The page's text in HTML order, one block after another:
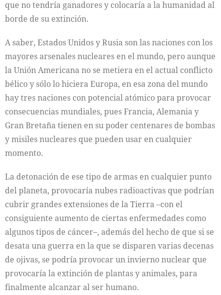
que no tendría ganadores y colocaría a la humanidad al
borde de su extinción.
A saber, Estados Unidos y Rusia son las naciones con los
mayores arsenales nucleares en el mundo, pero aunque
la Unión Americana no se metiera en el actual conflicto
bélico y sólo lo hiciera Europa, en esa zona del mundo
hay tres naciones con potencial atómico para provocar
consecuencias mundiales, pues Francia, Alemania y
Gran Bretaña tienen en su poder centenares de bombas
y misiles nucleares que pueden usar en cualquier
momento.
La detonación de ese tipo de armas en cualquier punto
del planeta, provocaría nubes radioactivas que podrían
cubrir grandes extensiones de la Tierra –con el
consiguiente aumento de ciertas enfermedades como
algunos tipos de cáncer–, además del hecho de que si se
desata una guerra en la que se disparen varias decenas
de ojivas, se podría provocar un invierno nuclear que
provocaría la extinción de plantas y animales, para
finalmente alcanzar al ser humano.